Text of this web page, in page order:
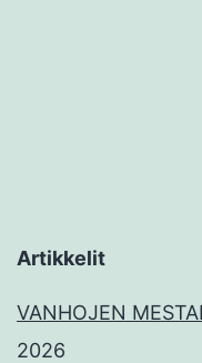
Artikkelit
VANHOJEN
2026